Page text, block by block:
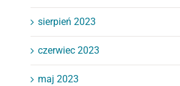
sierpień 2023
czerwiec 2023
maj 2023